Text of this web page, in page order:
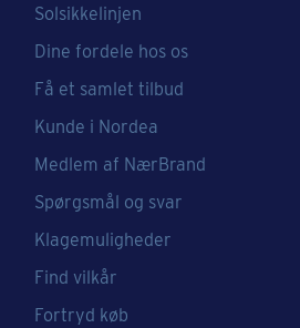
Solsikkelinjen
Dine fordele hos os
Få et samlet tilbud
Kunde i Nordea
Medlem af NærBrand
Spørgsmål og svar
Klagemuligheder
Find vilkår
Fortryd køb